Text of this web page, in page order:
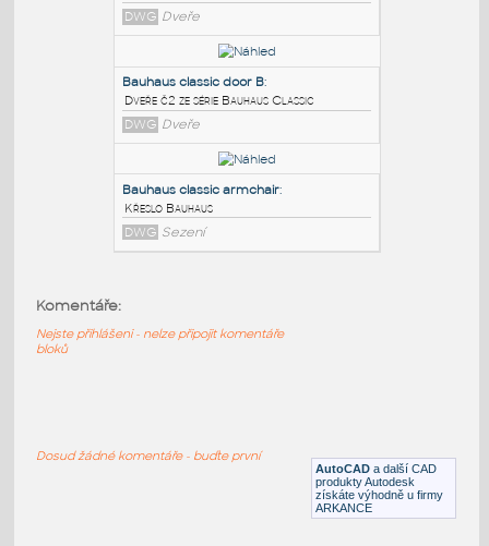
Bauhaus classic door D
Dveře č4 ze série Bauhaus Classic
DWG Dveře
Bauhaus classic door A:
Dveře č1 ze série Bauhaus Classic
DWG Dveře
Dveře č2 ze série Bauhaus Classic
Křeslo Bauhaus
AutoCAD a další CAD
produkty Autodesk
získáte výhodně u firmy
ARKANCE
Komentáře:
Nejste přihlášeni - nelze připojit komentáře
bloků
Dosud žádné komentáře - buďte první